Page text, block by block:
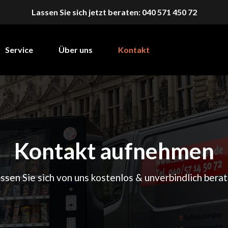
Lassen Sie sich jetzt beraten: 040 571 450 72
Kaffee Snacks
Service Über uns Kontakt
Kontakt aufnehmen
Sie sich von uns kostenlos & unverbindlich